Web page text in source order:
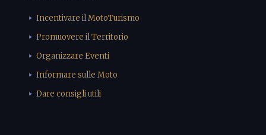
Incentivare il MotoTurismo
Promuovere il Territorio
Organizzare Eventi
Informare sulle Moto
Dare consigli utili